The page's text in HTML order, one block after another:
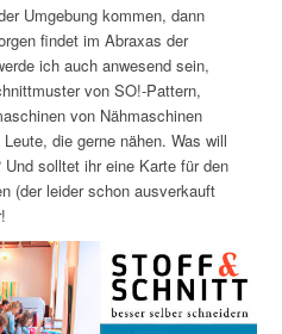
Umgebung kommen, dann
findet im Abraxas der
ich auch anwesend sein,
von SO!-Pattern,
von Nähmaschinen
die gerne nähen. Was will
solltet ihr eine Karte für den
(der leider schon ausverkauft